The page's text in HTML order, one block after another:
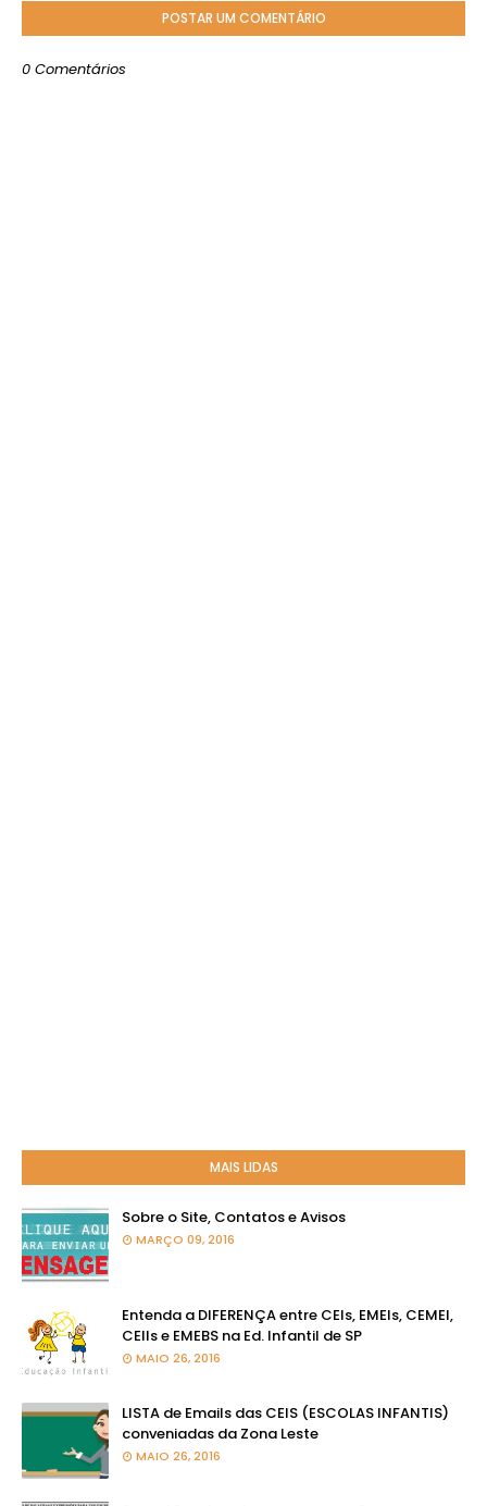
POSTAR UM COMENTÁRIO
0 Comentários
MAIS LIDAS
Sobre o Site, Contatos e Avisos
MARÇO 09, 2016
Entenda a DIFERENÇA entre CEIs, EMEIs, CEMEI,
CEIIs e EMEBS na Ed. Infantil de SP
MAIO 26, 2016
LISTA de Emails das CEIS (ESCOLAS INFANTIS)
conveniadas da Zona Leste
MAIO 26, 2016